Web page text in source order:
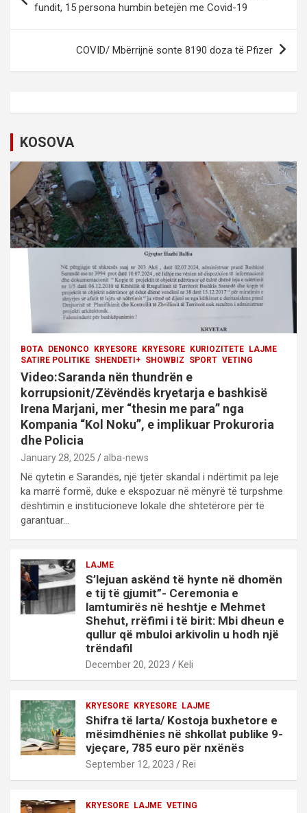
s
n
v
i
g
a
t
i
o
fundit, 15 persona humbin betejën me Covid-19
COVID/ Mbërrijnë sonte 8190 doza të Pfizer
KOSOVA
BOTA DENONCO KRYESORE KRYESORE KURIOZITETE
LAJME
SATIRE POLITIKE SHENDETI+ SHOWBIZ SPORT VETING
Video:Saranda nën thundrën e
korrupsionit/Zëvëndës kryetarja e bashkisë
Irena Marjani, mer “thesin me para” nga
Kompania “Kol Noku”, e implikuar Prokuroria
dhe Policia
January 28, 2025 alba-news
Në qytetin e Sarandës, një tjetër skandal i ndërtimit pa leje
ka marrë formë, duke e ekspozuar në mënyrë të turpshme
dështimin e institucioneve lokale dhe shtetërore për të
garantuar…
LAJME
S’lejuan askënd të hynte në dhomën
e tij të gjumit”- Ceremonia e
lamtumirës në heshtje e Mehmet
Shehut, rrëfimi i të birit: Mbi dheun e
qullur që mbuloi arkivolin u hodh një
trëndafil
December 20, 2023 Keli
KRYESORE KRYESORE LAJME
Shifra të larta/ Kostoja buxhetore e
mësimdhënies në shkollat publike 9-
vjeçare, 785 euro për nxënës
September 12, 2023 Rei
KRYESORE LAJME VETING